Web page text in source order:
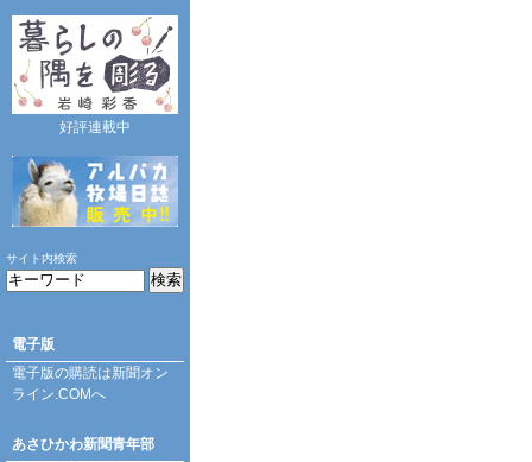
好評連載中
サイト内検索
電子版
電子版の購読は新聞オン
ライン.COMへ
あさひかわ新聞青年部